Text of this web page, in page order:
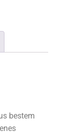
bestem